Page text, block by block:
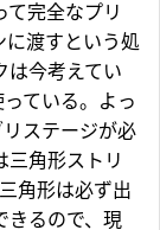
て完全なプリ
に渡すという処
は今考えてい
ている。よっ
ステージが必
三角形ストリ
角形は必ず出
きるので、現